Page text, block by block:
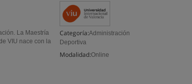
Categoría:Administración
Deportiva
Modalidad:Online
La Maestría
VIU nace con la